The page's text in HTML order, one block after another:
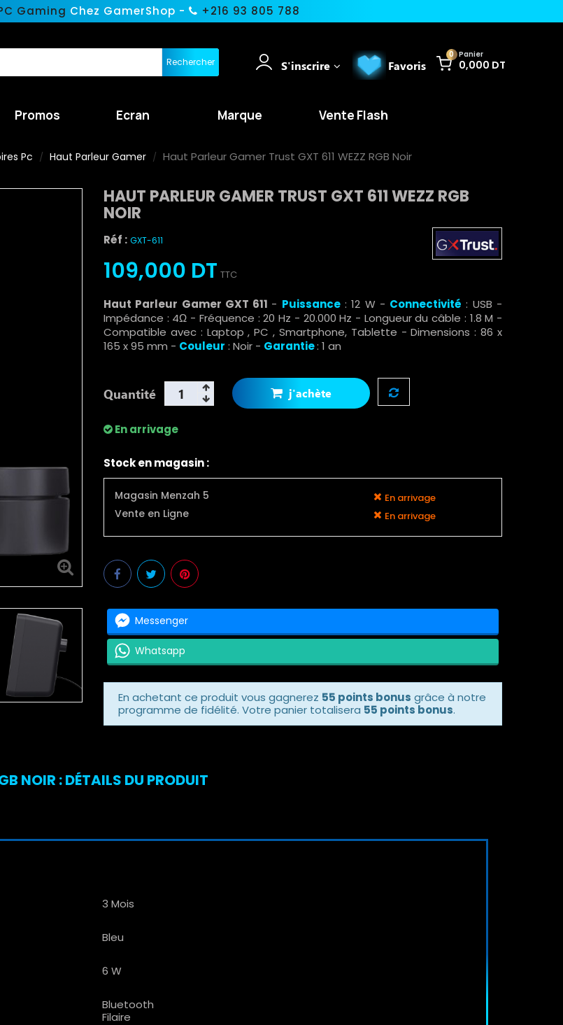
Gaming Chez GamerShop - +216 93 805 788
Rechercher
0 Panier
0,000 DT
Favoris
S'inscrire
Promos Ecran Marque Vente Flash
Pc Haut Parleur Gamer Haut Parleur Gamer Trust GXT 611 WEZZ RGB Noir
HAUT PARLEUR GAMER TRUST GXT 611 WEZZ RGB
NOIR
Réf : GXT-611
109,000 DT TTC
Haut Parleur Gamer GXT 611 - Puissance : 12 W - Connectivité : USB -
Impédance : 4Ω - Fréquence : 20 Hz - 20.000 Hz - Longueur du câble : 1.8 M -
Compatible avec : Laptop , PC , Smartphone, Tablette - Dimensions : 86 x
165 x 95 mm - Couleur : Noir - Garantie: 1 an
Quantité j'achète
En arrivage
Stock en magasin :
Magasin Menzah 5 En arrivage
Vente en Ligne En arrivage
Messenger
Whatsapp
En achetant ce produit vous gagnerez 55 points bonus grâce à notre
programme de fidélité. Votre panier totalisera 55 points bonus.
NOIR : DÉTAILS DU PRODUIT
3 Mois
Bleu
6 W
Bluetooth
Filaire